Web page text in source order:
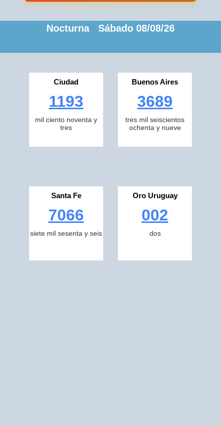
Nocturna Sábado 08/08/26
Ciudad
1193
mil ciento noventa y
tres
Buenos Aires
3689
tres mil seiscientos
ochenta y nueve
Santa Fe
7066
siete mil sesenta y seis
Oro Uruguay
002
dos